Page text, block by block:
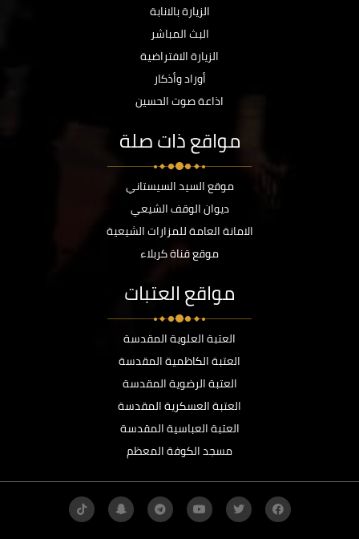
الزيارة بالانابة
البث المباشر
الزيارة الافتراضية
أوراد وأذكار
اذاعة صوت الحسين
مواقع ذات صلة
موقع السيد السيستاني
ديوان الوقف الشيعي
الامانة العامة للمزارات الشيعية
موقع قناة كربلاء
مواقع العتبات
العتبة العلوية المقدسة
العتبة الكاظمية المقدسة
العتبة الرضوية المقدسة
العتبة العسكرية المقدسة
العتبة العباسية المقدسة
مسجد الكوفة المعظم